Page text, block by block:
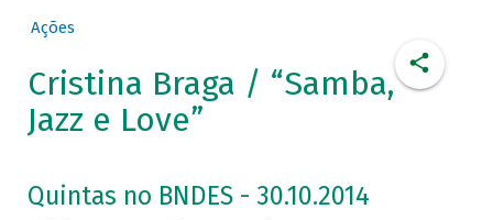
Ações
Cristina Braga / “Samba,
Jazz e Love”
Quintas no BNDES - 30.10.2014